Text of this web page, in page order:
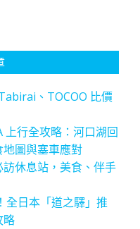
、TOCOO 比價
上行全攻略：河口湖回
圖與塞車應對
休息站，美食、伴手
全日本「道之驛」推
略